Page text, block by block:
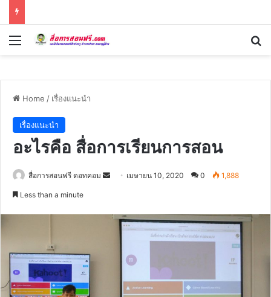
Menu
Home / เรื่องแนะนำ
เรื่องแนะนำ
อะไรคือ สื่อการเรียนการสอน
สื่อการสอนฟรี ดอทคอม
Send เมษายน 10, 2020 0 1,888
Less than a minute